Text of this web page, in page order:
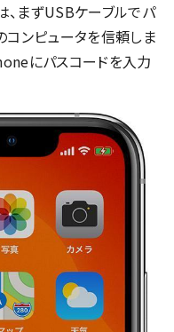
まずUSBケーブルでパ
コンピュータを信頼しま
にパスコードを入力